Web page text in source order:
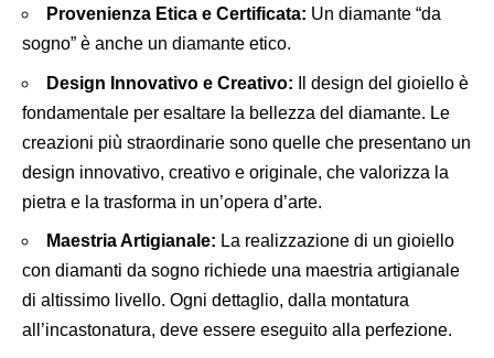
Provenienza Etica e Certificata: Un diamante “da
sogno” è anche un diamante etico.
Design Innovativo e Creativo: Il design del gioiello è
fondamentale per esaltare la bellezza del diamante. Le
creazioni più straordinarie sono quelle che presentano un
design innovativo, creativo e originale, che valorizza la
pietra e la trasforma in un’opera d’arte.
Maestria Artigianale: La realizzazione di un gioiello
con diamanti da sogno richiede una maestria artigianale
di altissimo livello. Ogni dettaglio, dalla montatura
all’incastonatura, deve essere eseguito alla perfezione.